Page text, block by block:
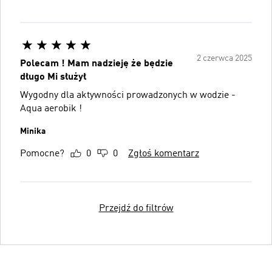
2 czerwca 2025
Polecam ! Mam nadzieję że będzie
długo Mi służył
Wygodny dla aktywności prowadzonych w wodzie -
Aqua aerobik !
Minika
Pomocne? 0 0 Zgłoś komentarz
Przejdź do filtrów